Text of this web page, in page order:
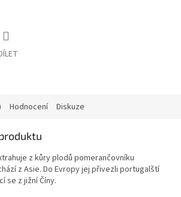
Hodnocení Diskuze
z kůry plodů pomerančovníku
z Asie. Do Evropy jej přivezli portugalští
se z jižní Číny.